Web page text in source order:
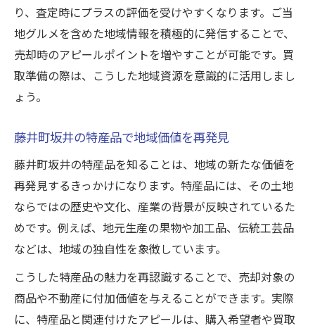
り、査定時にプラスの評価を受けやすくなります。ご当
地グルメを含めた地域情報を積極的に発信することで、
売却時のアピールポイントを増やすことが可能です。買
取準備の際は、こうした地域資源を意識的に活用しまし
ょう。
藤井町坂井の特産品で地域価値を再発見
藤井町坂井の特産品を知ることは、地域の新たな価値を
再発見するきっかけになります。特産品には、その土地
ならではの歴史や文化、産業の背景が反映されているた
めです。例えば、地元生産の果物や加工品、伝統工芸品
などは、地域の独自性を象徴しています。
こうした特産品の魅力を再認識することで、売却対象の
商品や不動産に付加価値を与えることができます。実際
に、特産品と関連付けたアピールは、購入希望者や買取